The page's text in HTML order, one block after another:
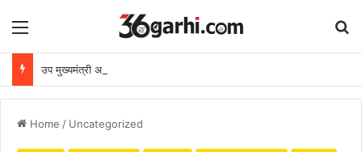
Menu
Home / Uncategorized